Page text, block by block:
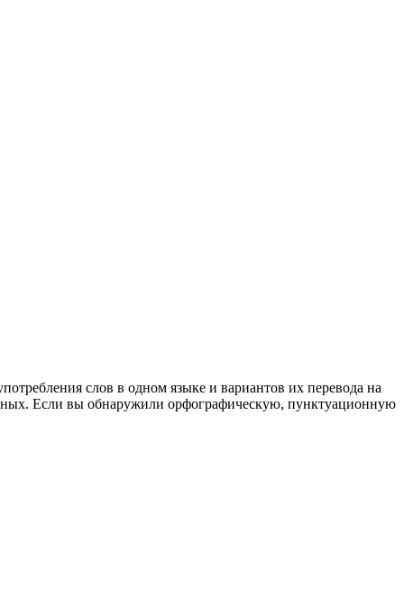
слов в одном языке и вариантов их перевода на
Если вы обнаружили орфографическую, пунктуационную